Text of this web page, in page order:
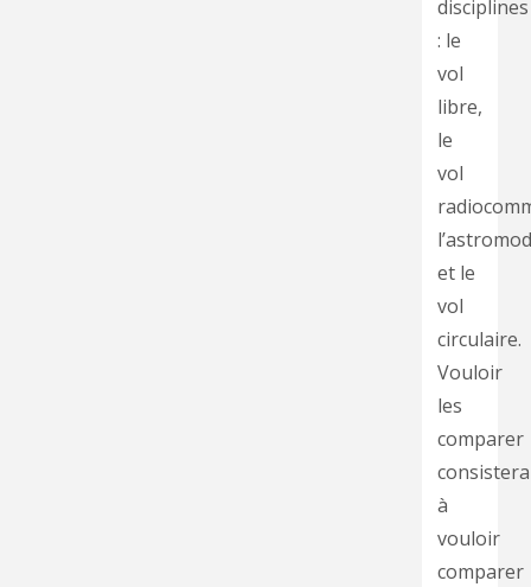
disciplines
: le
vol
libre,
le
vol
et le
vol
circulaire.
Vouloir
les
comparer
à
vouloir
comparer